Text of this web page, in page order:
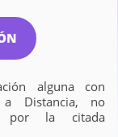
alguna con
a Distancia, no
por la citada